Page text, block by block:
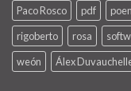
Paco Rosco
pdf
rigoberto
rosa
weón
Álex